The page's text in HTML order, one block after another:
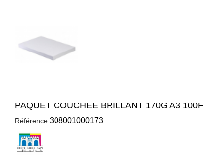
PAQUET COUCHEE BRILLANT 170G A3 100F
Référence 308001000173